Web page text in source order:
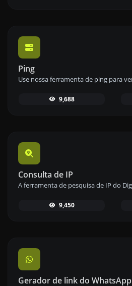
Ping
9,688
Consulta de IP
9,450
Gerador de link do WhatsApp